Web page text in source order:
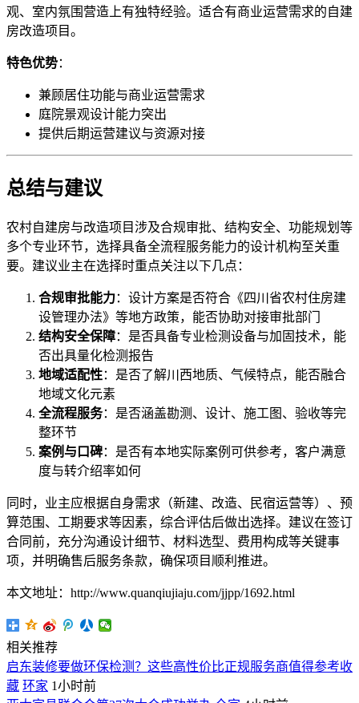
观、室内氛围营造上有独特经验。适合有商业运营需求的自建
房改造项目。
特色优势：
兼顾居住功能与商业运营需求
庭院景观设计能力突出
提供后期运营建议与资源对接
总结与建议
农村自建房与改造项目涉及合规审批、结构安全、功能规划等
多个专业环节，选择具备全流程服务能力的设计机构至关重
要。建议业主在选择时重点关注以下几点：
合规审批能力：设计方案是否符合《四川省农村住房建
设管理办法》等地方政策，能否协助对接审批部门
结构安全保障：是否具备专业检测设备与加固技术，能
否出具量化检测报告
地域适配性：是否了解川西地质、气候特点，能否融合
地域文化元素
全流程服务：是否涵盖勘测、设计、施工图、验收等完
整环节
案例与口碑：是否有本地实际案例可供参考，客户满意
度与转介绍率如何
同时，业主应根据自身需求（新建、改造、民宿运营等）、预
算范围、工期要求等因素，综合评估后做出选择。建议在签订
合同前，充分沟通设计细节、材料选型、费用构成等关键事
项，并明确售后服务条款，确保项目顺利推进。
本文地址：http://www.quanqiujiaju.com/jjpp/1692.html
相关推荐
启东装修要做环保检测？这些高性价比正规服务商值得参考收
藏 环家 1小时前